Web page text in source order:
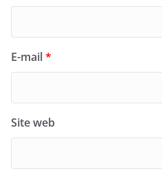
E-mail*
Site web